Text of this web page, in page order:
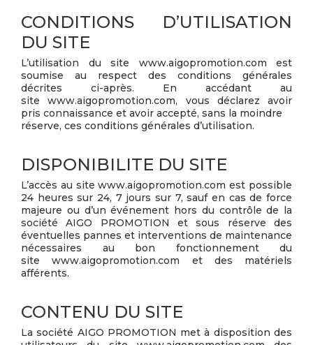
CONDITIONS D’UTILISATION
DU SITE
L’utilisation du site www.aigopromotion.com est
soumise au respect des conditions générales
décrites ci-après. En accédant au
site www.aigopromotion.com, vous déclarez avoir
pris connaissance et avoir accepté, sans la moindre
réserve, ces conditions générales d’utilisation.
DISPONIBILITE DU SITE
L’accès au site www.aigopromotion.com est possible
24 heures sur 24, 7 jours sur 7, sauf en cas de force
majeure ou d’un événement hors du contrôle de la
société AIGO PROMOTION et sous réserve des
éventuelles pannes et interventions de maintenance
nécessaires au bon fonctionnement du
site www.aigopromotion.com et des matériels
afférents.
CONTENU DU SITE
La société AIGO PROMOTION met à disposition des